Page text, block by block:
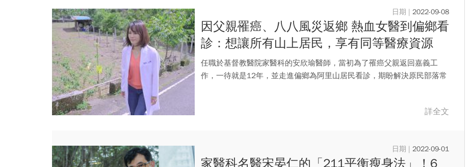
2022-09-08
因父親罹癌、八八風災返鄉 熱血女醫到偏鄉看
診：想讓所有山上居民，享有同等醫療資源
任職於基督教醫院家醫科的安欣瑜醫師，當初為了罹癌父親返回嘉義工
作，一待就是12年，並走進偏鄉為阿里山居民看診，期盼解決原民部落常
詳全文
2022-09-01
家醫科名醫宋晏仁的「211平衡瘦身法」！6